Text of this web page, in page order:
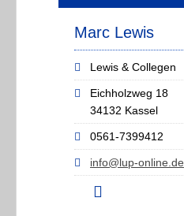
Marc Lewis
Lewis & Collegen
Eichholzweg 18
34132 Kassel
0561-7399412
info@lup-online.de